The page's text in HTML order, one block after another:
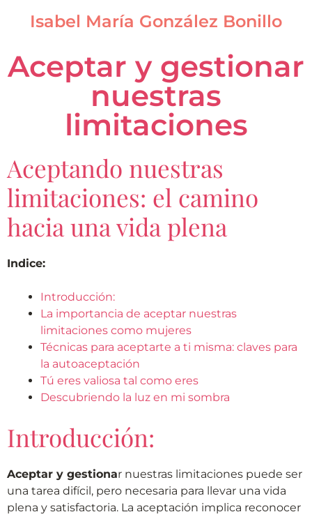
Isabel María González Bonillo
Aceptar y gestionar
nuestras
limitaciones
Aceptando nuestras
limitaciones: el camino
hacia una vida plena
Indice:
Introducción:
La importancia de aceptar nuestras
limitaciones como mujeres
Técnicas para aceptarte a ti misma: claves para
la autoaceptación
Tú eres valiosa tal como eres
Descubriendo la luz en mi sombra
Introducción:
Aceptar y gestionar nuestras limitaciones puede ser
una tarea difícil, pero necesaria para llevar una vida
plena y satisfactoria. La aceptación implica reconocer